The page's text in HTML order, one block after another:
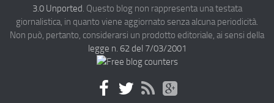
3.0 Unported. Questo blog non rappresenta una testata
giornalistica, in quanto viene aggiornato senza alcuna periodicità.
Non può, pertanto, considerarsi un prodotto editoriale, ai sensi della
legge n. 62 del 7/03/2001